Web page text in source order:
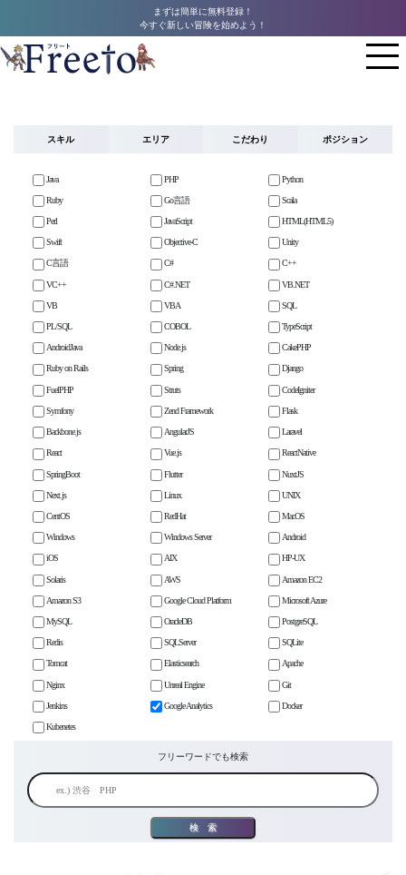
まずは簡単に無料登録！
今すぐ新しい冒険を始めよう！
スキル エリア こだわり ポジション
Java PHP Python
Ruby Go言語 Scala
Perl JavaScript HTML(HTML5)
Swift Objective-C Unity
C言語 C# C++
VC++ C#.NET VB.NET
VB VBA SQL
PL/SQL COBOL TypeScript
AndroidJava Node.js CakePHP
Ruby on Rails Spring Django
FuelPHP Struts CodeIgniter
Symfony Zend Framework Flask
Backbone.js AngularJS Laravel
React Vue.js ReactNative
SpringBoot Flutter NuxtJS
Next.js Linux UNIX
CentOS RedHat MacOS
Windows Windows Server Android
iOS AIX HP-UX
Solaris AWS Amazon EC2
Amazon S3 Google Cloud Platform Microsoft Azure
MySQL OracleDB PostgreSQL
Redis SQLServer SQLite
Tomcat Elasticsearch Apache
Nginx Unreal Engine Git
Jenkins Google Analytics Docker
Kubenetes
フリーワードでも検索
検索